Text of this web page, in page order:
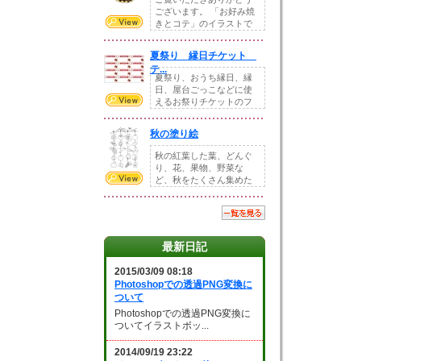
ございます。 「お好み焼
きとコテ」のイラストで
夏祭り 縁日チケット
テ...
夏祭り、おうち縁日、縁
日、屋台ごっこなどに使
えるお祭りチケットのフ
秋の塗り絵
秋の紅葉した葉、どんぐ
り、花、果物、野菜な
ど、秋をたくさん集めた
最新日記
2015/03/09 08:18
Photoshopでの透過PNG変換に
ついて
Photoshopでの透過PNG変換に
ついてイラストボッ...
2014/09/19 23:22